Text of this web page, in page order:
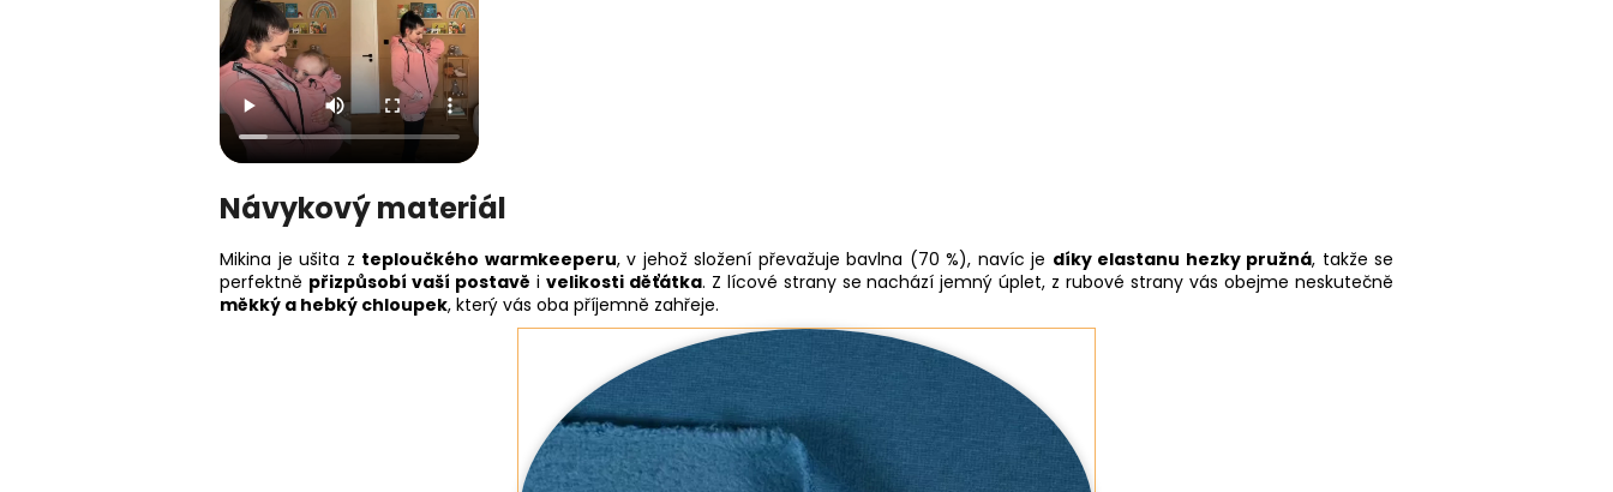
Návykový materiál
Mikina je ušita z teploučkého warmkeeperu, v jehož složení převažuje bavlna (70 %), navíc je díky elastanu hezky pružná, takže se
perfektně přizpůsobí vaší postavě i velikosti děťátka. Z lícové strany se nachází jemný úplet, z rubové strany vás obejme neskutečně
měkký a hebký chloupek, který vás oba příjemně zahřeje.